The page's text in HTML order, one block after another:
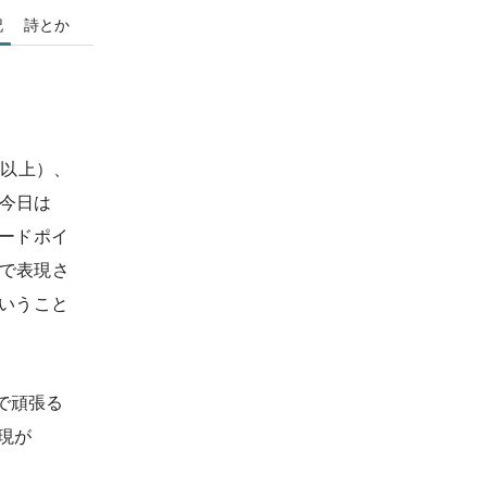
詩とか
上）、
日は
ドポイ
表現さ
うこと
頑張る
が